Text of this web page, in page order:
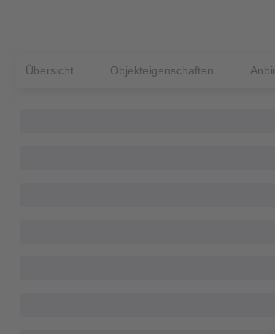
Übersicht Objekteigenschaften